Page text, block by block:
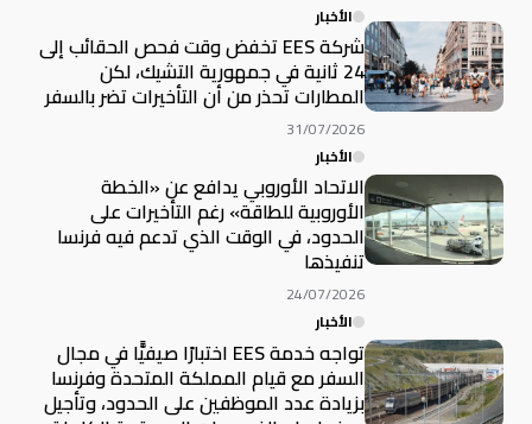
الأخبار
شركة EES تخفض وقت فحص الحقائب إلى
24 ثانية في جمهورية التشيك، لكن
المطارات تحذر من أن التأخيرات تضر بالسفر
31/07/2026
الأخبار
الاتحاد الأوروبي يدافع عن «الخطة
الأوروبية للطاقة» رغم التأخيرات على
الحدود، في الوقت الذي تدعم فيه فرنسا
تنفيذها
24/07/2026
الأخبار
تواجه خدمة EES اختبارًا صيفيًّا في مجال
السفر مع قيام المملكة المتحدة وفرنسا
بزيادة عدد الموظفين على الحدود، وتأجيل